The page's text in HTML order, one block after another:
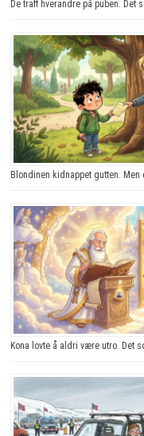
De traff hverandre på puben.
Blondinen kidnappet gutten.
Kona lovte å aldri være utro. Det